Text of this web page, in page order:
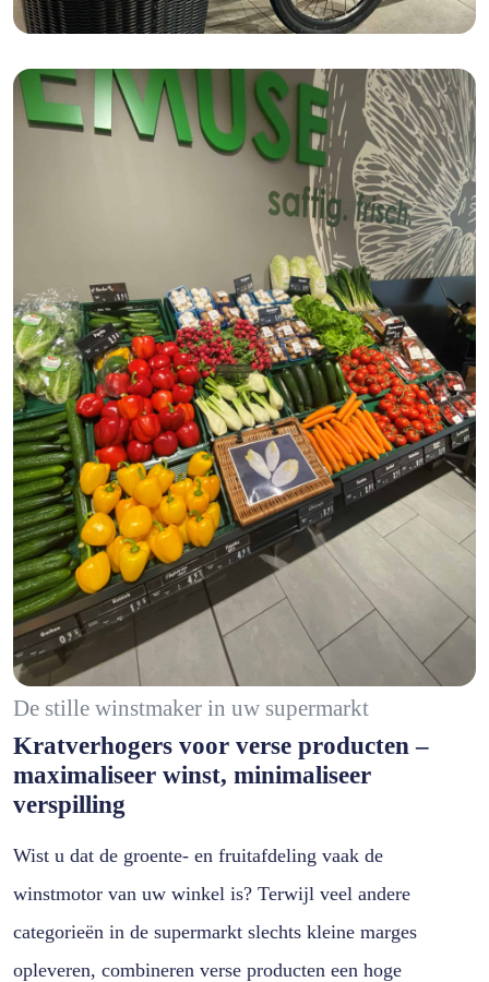
De stille winstmaker in uw supermarkt
Kratverhogers voor verse producten –
maximaliseer winst, minimaliseer
verspilling
Wist u dat de groente- en fruitafdeling vaak de
winstmotor van uw winkel is? Terwijl veel andere
categorieën in de supermarkt slechts kleine marges
opleveren, combineren verse producten een hoge